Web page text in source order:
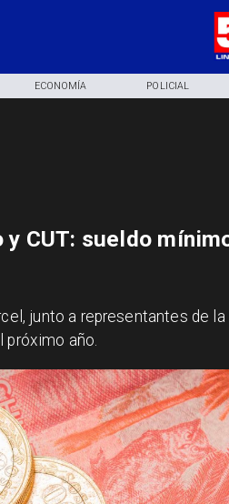
ECONOMÍA POLICIAL
CUT: sueldo
junto a representantes de la
próximo año.